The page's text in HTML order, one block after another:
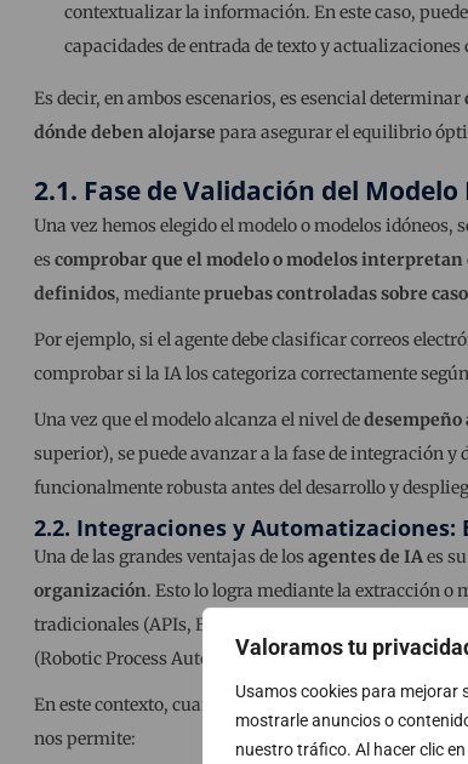
Valoramos tu
Usamos cookies para mejorar
mostrarle anuncios o
nuestro tráfico. Al hacer clic
contextualizar la información. En este caso,
capacidades de entrada de texto y
Es decir, en ambos escenarios, es esencial determinar
dónde deben alojarse para asegurar el equilibrio
2.1. Fase de Validación del Modelo
Una vez hemos elegido el modelo o modelos
es comprobar que el modelo o modelos
definidos, mediantepruebas controladas sobre
Por ejemplo, si el agente debe clasificar correos
comprobar si la IA los categoriza correctamente
Una vez que el modelo alcanza el nivel dedesempeño
superior), se puede avanzar a la fase de integración
funcionalmente robusta antes del desarrollo y
2.2. Integraciones y Automatizaciones:
Una de las grandes ventajas de los agentes de IAes
organización. Esto lo logra mediante la extracción
tradicionales (APIs, BBDDs, etc.) o con otras
(Robotic Process Automation).
En este contexto, cuando la integración no está
nos permite: